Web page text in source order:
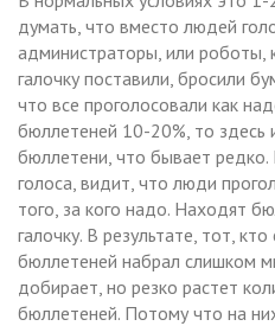
думать, что вместо людей
администраторы, или роботы,
галочку поставили, бросили
что все проголосовали как
бюллетеней 10-20%, то здесь
бюллетени, что бывает
голоса, видит, что люди
того, за кого надо. Находят
галочку. В результате, тот,
бюллетеней набрал слишком
добирает, но резко растет
бюллетеней. Потому что на